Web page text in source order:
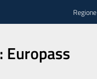
Regione
Europass